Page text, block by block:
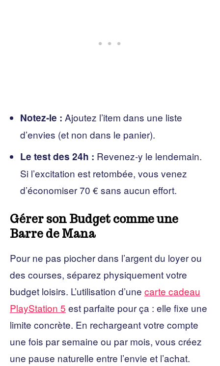
Notez-le : Ajoutez l’item dans une liste
d’envies (et non dans le panier).
Le test des 24h : Revenez-y le lendemain.
Si l’excitation est retombée, vous venez
d’économiser 70 € sans aucun effort.
Gérer son Budget comme une
Barre de Mana
Pour ne pas piocher dans l’argent du loyer ou
des courses, séparez physiquement votre
budget loisirs. L’utilisation d’une carte cadeau
PlayStation 5 est parfaite pour ça : elle fixe une
limite concrète. En rechargeant votre compte
une fois par semaine ou par mois, vous créez
une pause naturelle entre l’envie et l’achat.